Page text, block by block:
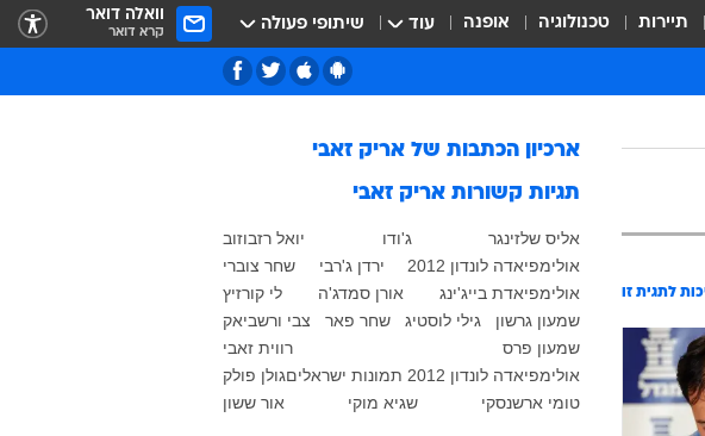
תיירות טכנולוגיה אופנה עוד שיתופי פעולה וואלה דואר
קרא דואר
ארכיון הכתבות שלאריק זאבי